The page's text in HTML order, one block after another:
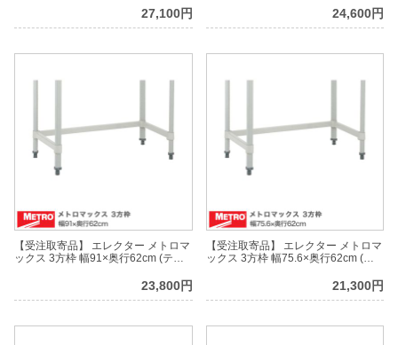
27,100円 24,600円
【受注取寄品】 エレクター メトロマ
ックス 3方枠 幅91×奥行62cm (テー
23,800円
【受注取寄品】 エレクター メトロマ
ックス 3方枠 幅75.6×奥行62cm (テ
21,300円